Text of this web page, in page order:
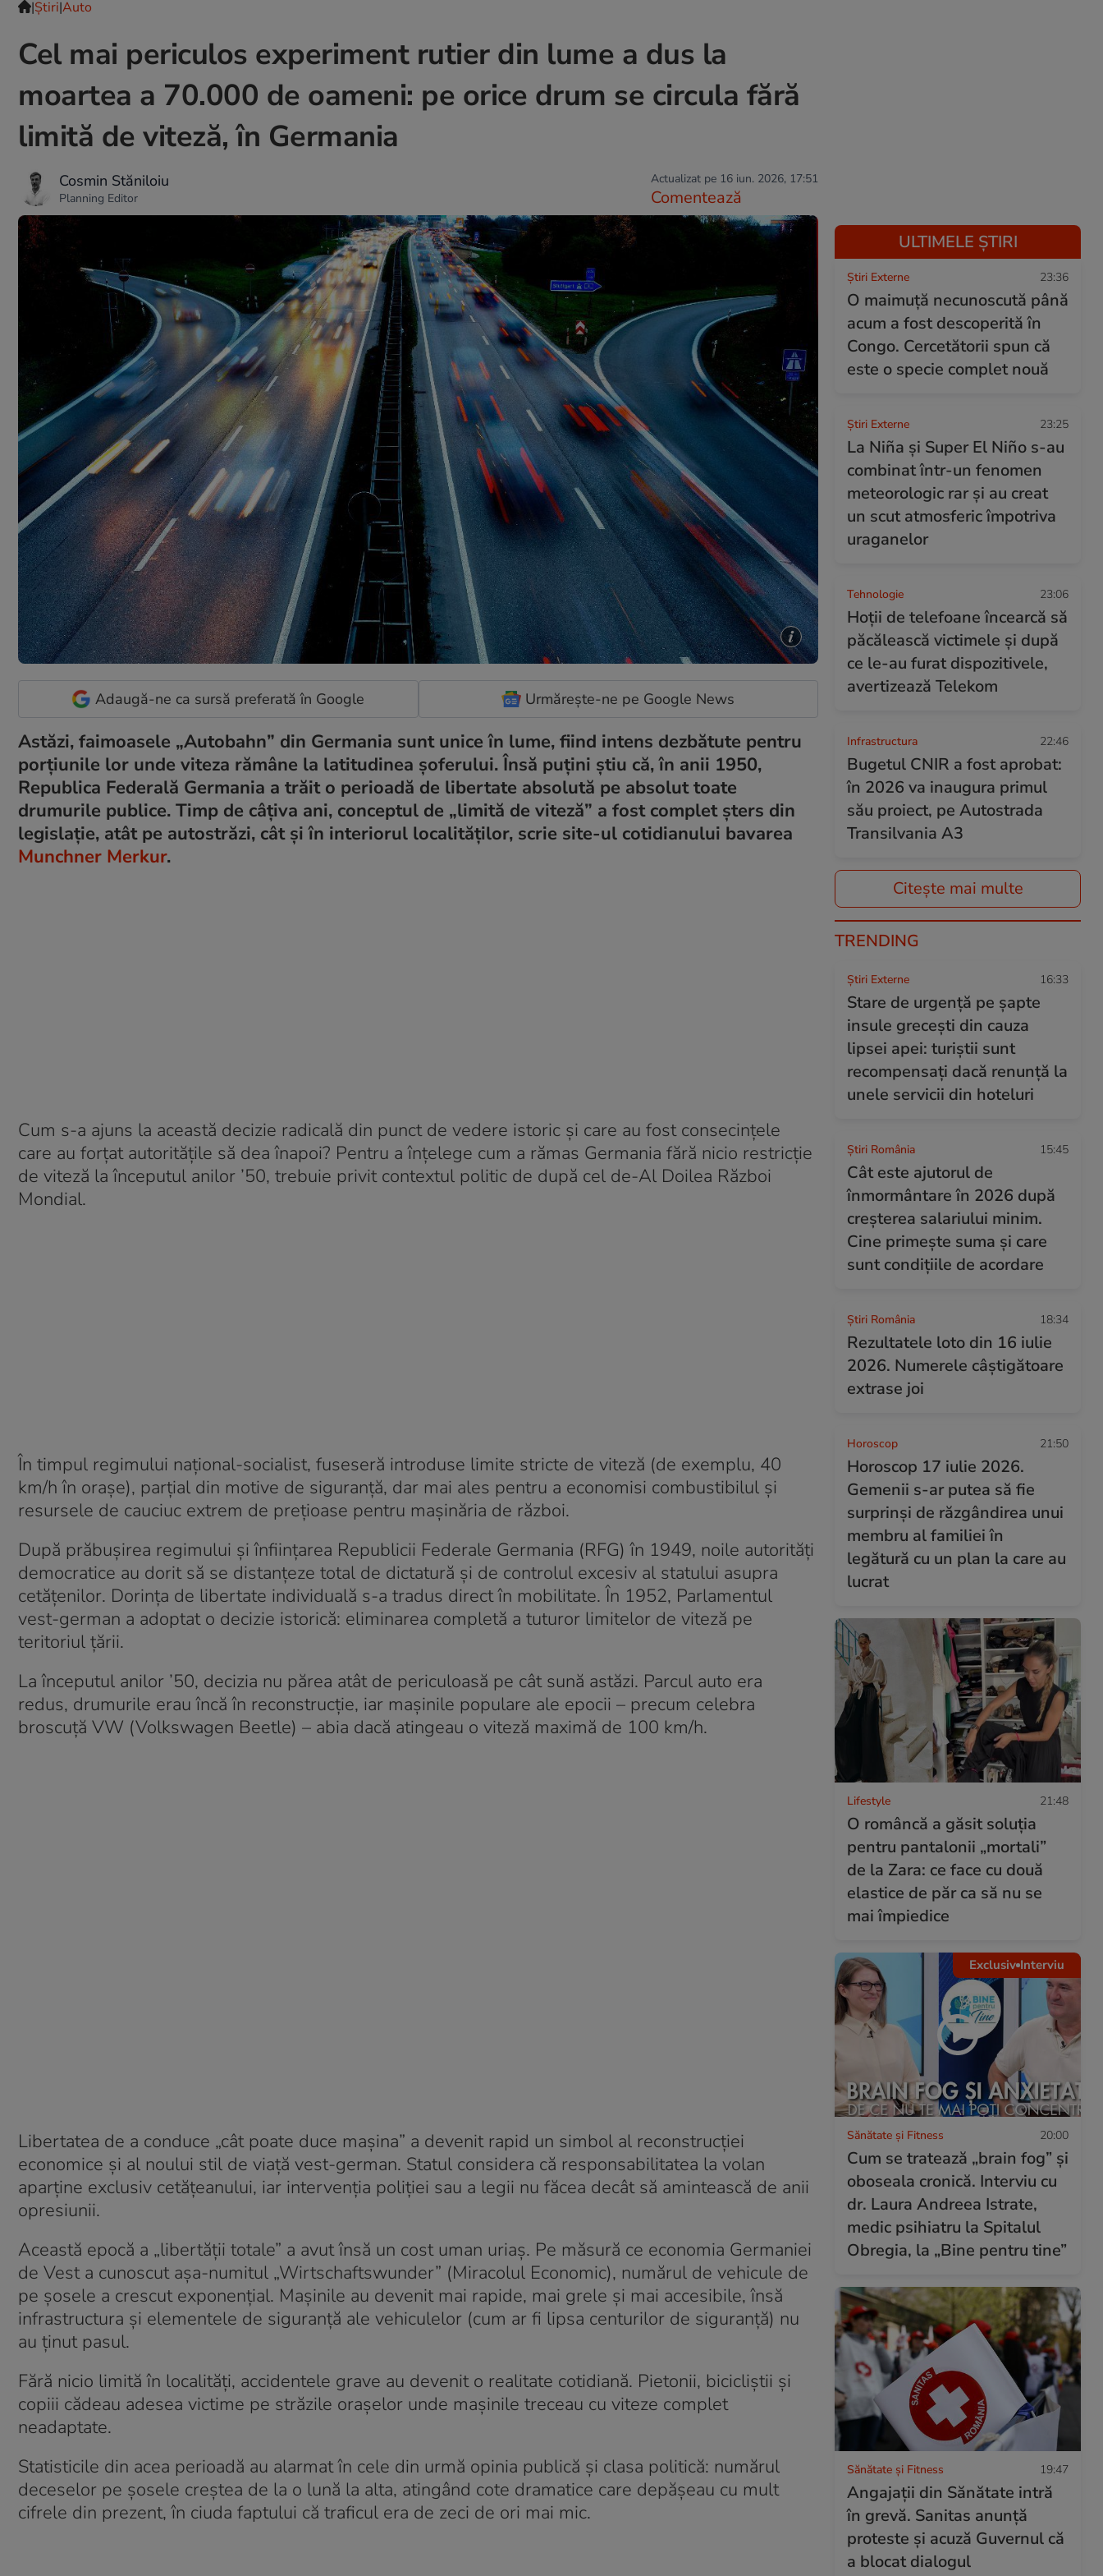
|Ştiri|Auto
Cel mai periculos experiment rutier din lume a dus la
moartea a 70.000 de oameni: pe orice drum se circula fără
limită de viteză, în Germania
Cosmin Stăniloiu
Planning Editor
Actualizat pe 16 iun. 2026, 17:51
Comentează
Adaugă-ne ca sursă preferată în Google Urmărește-ne pe Google News
Astăzi, faimoasele „Autobahn” din Germania sunt unice în lume, fiind intens dezbătute pentru
porțiunile lor unde viteza rămâne la latitudinea șoferului. Însă puțini știu că, în anii 1950,
Republica Federală Germania a trăit o perioadă de libertate absolută pe absolut toate
drumurile publice. Timp de câțiva ani, conceptul de „limită de viteză” a fost complet șters din
legislație, atât pe autostrăzi, cât și în interiorul localităților, scrie site-ul cotidianului bavarea
Munchner Merkur.
Cum s-a ajuns la această decizie radicală din punct de vedere istoric și care au fost consecințele
care au forțat autoritățile să dea înapoi? Pentru a înțelege cum a rămas Germania fără nicio restricție
de viteză la începutul anilor ’50, trebuie privit contextul politic de după cel de-Al Doilea Război
Mondial.
În timpul regimului național-socialist, fuseseră introduse limite stricte de viteză (de exemplu, 40
km/h în orașe), parțial din motive de siguranță, dar mai ales pentru a economisi combustibilul și
resursele de cauciuc extrem de prețioase pentru mașinăria de război.
După prăbușirea regimului și înființarea Republicii Federale Germania (RFG) în 1949, noile autorități
democratice au dorit să se distanțeze total de dictatură și de controlul excesiv al statului asupra
cetățenilor. Dorința de libertate individuală s-a tradus direct în mobilitate. În 1952, Parlamentul
vest-german a adoptat o decizie istorică: eliminarea completă a tuturor limitelor de viteză pe
teritoriul țării.
La începutul anilor ’50, decizia nu părea atât de periculoasă pe cât sună astăzi. Parcul auto era
redus, drumurile erau încă în reconstrucție, iar mașinile populare ale epocii – precum celebra
broscuță VW (Volkswagen Beetle) – abia dacă atingeau o viteză maximă de 100 km/h.
Libertatea de a conduce „cât poate duce mașina” a devenit rapid un simbol al reconstrucției
economice și al noului stil de viață vest-german. Statul considera că responsabilitatea la volan
aparține exclusiv cetățeanului, iar intervenția poliției sau a legii nu făcea decât să amintească de anii
opresiunii.
Această epocă a „libertății totale” a avut însă un cost uman uriaș. Pe măsură ce economia Germaniei
de Vest a cunoscut așa-numitul „Wirtschaftswunder” (Miracolul Economic), numărul de vehicule de
pe șosele a crescut exponențial. Mașinile au devenit mai rapide, mai grele și mai accesibile, însă
infrastructura și elementele de siguranță ale vehiculelor (cum ar fi lipsa centurilor de siguranță) nu
au ținut pasul.
Fără nicio limită în localități, accidentele grave au devenit o realitate cotidiană. Pietonii, bicicliștii și
copiii cădeau adesea victime pe străzile orașelor unde mașinile treceau cu viteze complet
neadaptate.
Statisticile din acea perioadă au alarmat în cele din urmă opinia publică și clasa politică: numărul
deceselor pe șosele creștea de la o lună la alta, atingând cote dramatice care depășeau cu mult
cifrele din prezent, în ciuda faptului că traficul era de zeci de ori mai mic.
ULTIMELE ȘTIRI
Știri Externe 23:36
O maimuță necunoscută până
acum a fost descoperită în
Congo. Cercetătorii spun că
este o specie complet nouă
Știri Externe 23:25
La Niña și Super El Niño s-au
combinat într-un fenomen
meteorologic rar și au creat
un scut atmosferic împotriva
uraganelor
Tehnologie 23:06
Hoții de telefoane încearcă să
păcălească victimele și după
ce le-au furat dispozitivele,
avertizează Telekom
Infrastructura 22:46
Bugetul CNIR a fost aprobat:
în 2026 va inaugura primul
său proiect, pe Autostrada
Transilvania A3
Citește mai multe
TRENDING
Știri Externe 16:33
Stare de urgență pe șapte
insule grecești din cauza
lipsei apei: turiștii sunt
recompensați dacă renunță la
unele servicii din hoteluri
Știri România 15:45
Cât este ajutorul de
înmormântare în 2026 după
creșterea salariului minim.
Cine primește suma și care
sunt condițiile de acordare
Știri România 18:34
Rezultatele loto din 16 iulie
2026. Numerele câștigătoare
extrase joi
Horoscop 21:50
Horoscop 17 iulie 2026.
Gemenii s-ar putea să fie
surprinși de răzgândirea unui
membru al familiei în
legătură cu un plan la care au
lucrat
Lifestyle 21:48
O româncă a găsit soluția
pentru pantalonii „mortali”
de la Zara: ce face cu două
elastice de păr ca să nu se
mai împiedice
Exclusiv Interviu
Sănătate și Fitness 20:00
Cum se tratează „brain fog” și
oboseala cronică. Interviu cu
dr. Laura Andreea Istrate,
medic psihiatru la Spitalul
Obregia, la „Bine pentru tine”
Sănătate și Fitness 19:47
Angajații din Sănătate intră
în grevă. Sanitas anunță
proteste și acuză Guvernul că
a blocat dialogul